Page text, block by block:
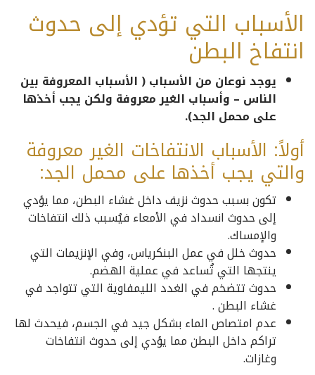
الأسباب التي تؤدي إلى حدوث
انتفاخ البطن
يوجد نوعان من الأسباب ( الأسباب المعروفة بين
الناس – وأسباب الغير معروفة ولكن يجب أخذها
على محمل الجد).
أولاً: الأسباب الانتفاخات الغير معروفة
والتي يجب أخذها على محمل الجد:
تكون بسبب حدوث نزيف داخل غشاء البطن، مما يؤدي
إلى حدوث انسداد في الأمعاء فيُسبب ذلك انتفاخات
والإمساك.
حدوث خلل في عمل البنكرياس، وفي الإنزيمات التي
ينتجها التي تُساعد في عملية الهضم.
حدوث تتضخم في الغدد الليمفاوية التي تتواجد في
غشاء البطن .
عدم امتصاص الماء بشكل جيد في الجسم، فيحدث لها
تراكم داخل البطن مما يؤدي إلى حدوث انتفاخات
وغازات.